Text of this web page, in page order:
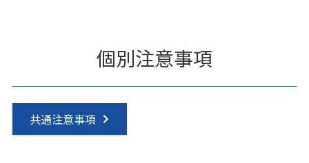
個別注意事項
共通注意事項